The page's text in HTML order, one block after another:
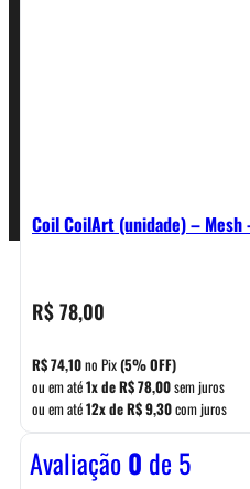
Coil CoilArt (unidade) – Mesh
R$78,00
R$74,10no Pix(5% OFF)
ou em até1x deR$78,00sem juros
ou em até12x deR$9,30com juros
Avaliação0 de 5